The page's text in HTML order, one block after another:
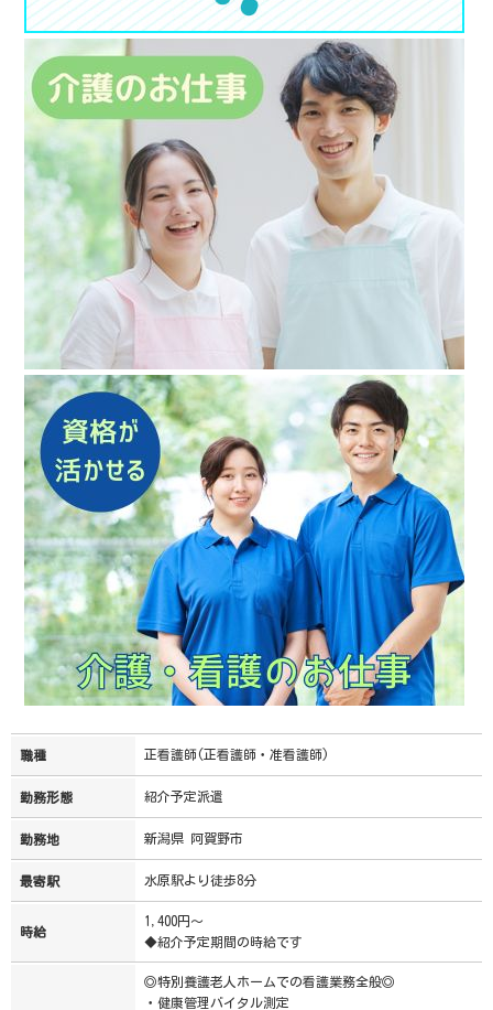
職種 正看護師(正看護師・准看護師)
勤務形態 紹介予定派遣
勤務地 新潟県 阿賀野市
最寄駅 水原駅より徒歩8分
時給
1,400円～
◆紹介予定期間の時給です
◎特別養護老人ホームでの看護業務全般◎
・健康管理バイタル測定